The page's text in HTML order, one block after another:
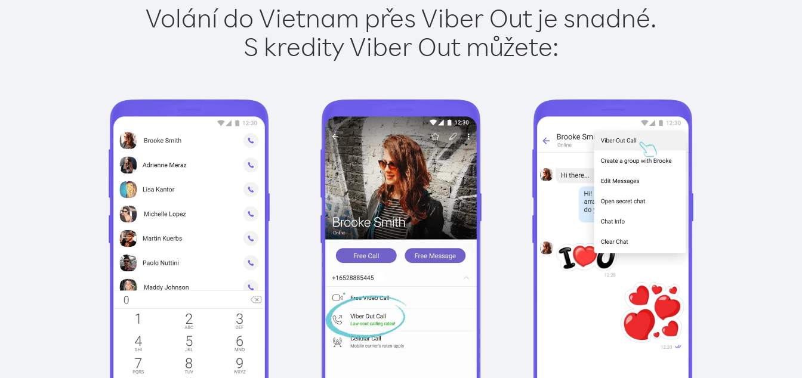
Volání do Vietnam přes Viber Out je snadné.
S kredity Viber Out můžete: